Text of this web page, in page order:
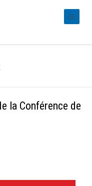
la Conférence de